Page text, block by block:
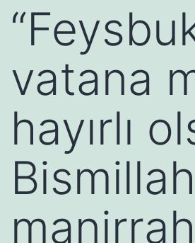
vatana
hayırlı